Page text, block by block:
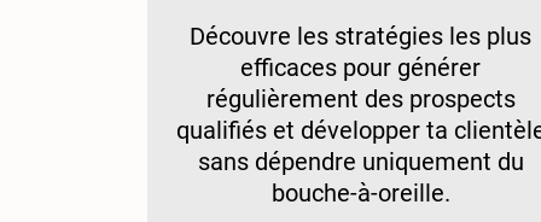
Découvre les stratégies les plus
efficaces pour générer
régulièrement des prospects
qualifiés et développer ta
sans dépendre uniquement du
bouche-à-oreille.